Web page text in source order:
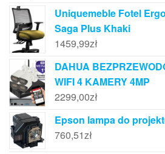
Uniquemeble Fotel
Saga Plus Khaki
1459,99zł
DAHUA
WIFI 4 KAMERY 4MP
2299,00zł
Epson lampa do
760,51zł